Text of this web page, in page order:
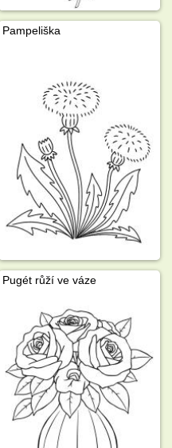
Pampeliška
Pugét růží ve váze